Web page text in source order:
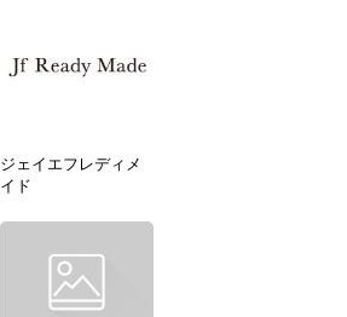
ジェイエフレディメ
イド